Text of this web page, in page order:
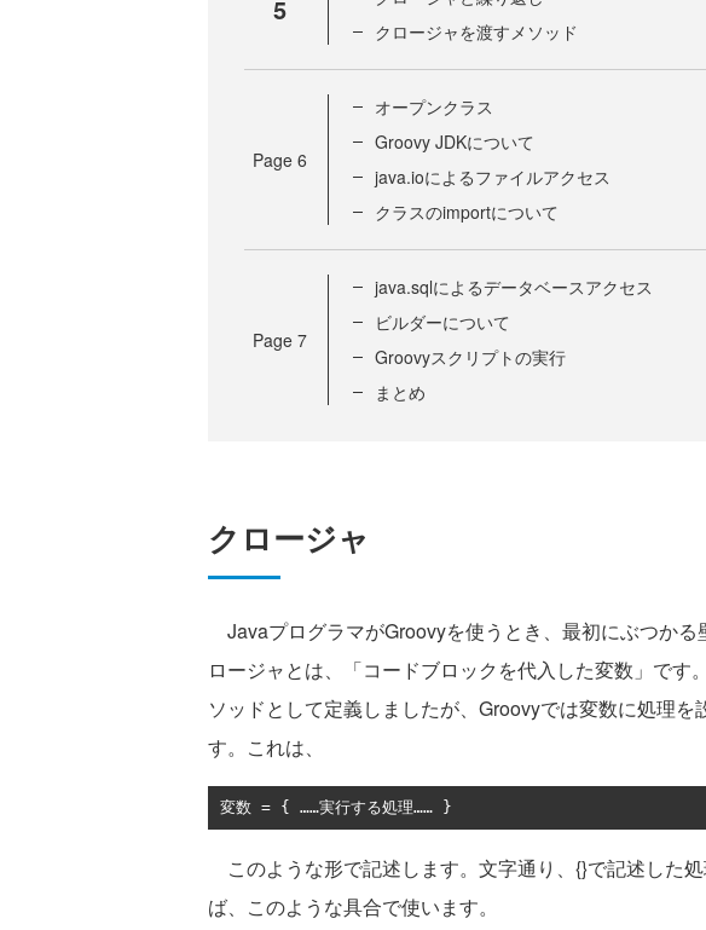
5
クロージャを渡すメソッド
Page 6
オープンクラス
Groovy JDKについて
java.ioによるファイルアクセス
クラスのimportについて
Page 7
java.sqlによるデータベースアクセス
ビルダーについて
Groovyスクリプトの実行
まとめ
クロージャ
JavaプログラマがGroovyを使うとき、最初にぶつかる
ロージャとは、「コードブロックを代入した変数」です
ソッドとして定義しましたが、Groovyでは変数に処理
す。これは、
変数 = { ……実行する処理…… }
このような形で記述します。文字通り、{}で記述した
ば、このような具合で使います。